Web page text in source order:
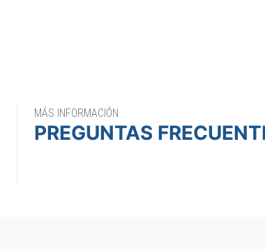
MÁS INFORMACIÓN
PREGUNTAS